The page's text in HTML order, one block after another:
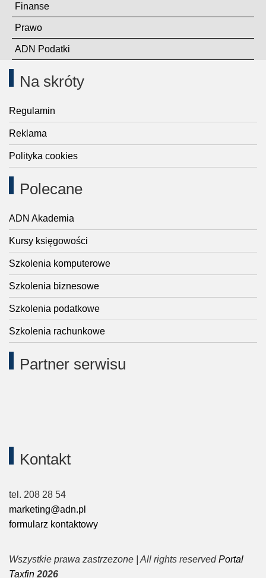
Finanse
Prawo
ADN Podatki
Na skróty
Regulamin
Reklama
Polityka cookies
Polecane
ADN Akademia
Kursy księgowości
Szkolenia komputerowe
Szkolenia biznesowe
Szkolenia podatkowe
Szkolenia rachunkowe
Partner serwisu
Kontakt
tel. 208 28 54
marketing@adn.pl
formularz kontaktowy
Wszystkie prawa zastrzezone | All rights reservedPortal
Taxfin 2026